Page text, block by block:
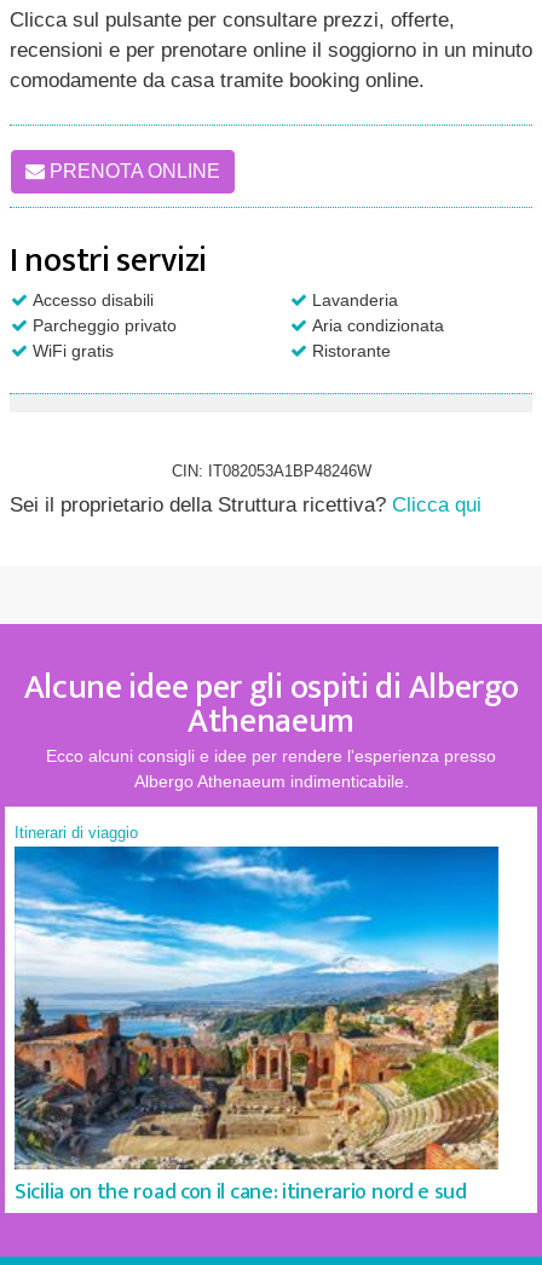
Clicca sul pulsante per consultare prezzi, offerte,
recensioni e per prenotare online il soggiorno in un minuto
comodamente da casa tramite booking online.
PRENOTA ONLINE
I nostri servizi
Accesso disabili
Lavanderia
Parcheggio privato
Aria condizionata
WiFi gratis
Ristorante
CIN: IT082053A1BP48246W
Sei il proprietario della Struttura ricettiva? Clicca qui
Alcune idee per gli ospiti di Albergo
Athenaeum
Ecco alcuni consigli e idee per rendere l'esperienza presso
Albergo Athenaeum indimenticabile.
Itinerari di viaggio
Sicilia on the road con il cane: itinerario nord e sud